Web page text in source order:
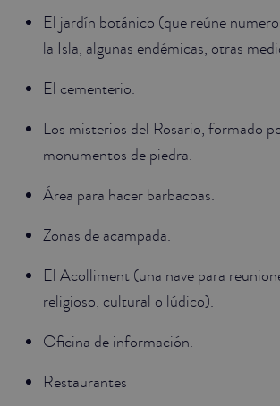
El jardín botánico (que reúne
la Isla, algunas endémicas, otras
El cementerio.
Los misterios del Rosario, formado
monumentos de piedra.
Área para hacer barbacoas.
Zonas de acampada.
El Acolliment (una nave para
religioso, cultural o lúdico).
Oficina de información.
Restaurantes